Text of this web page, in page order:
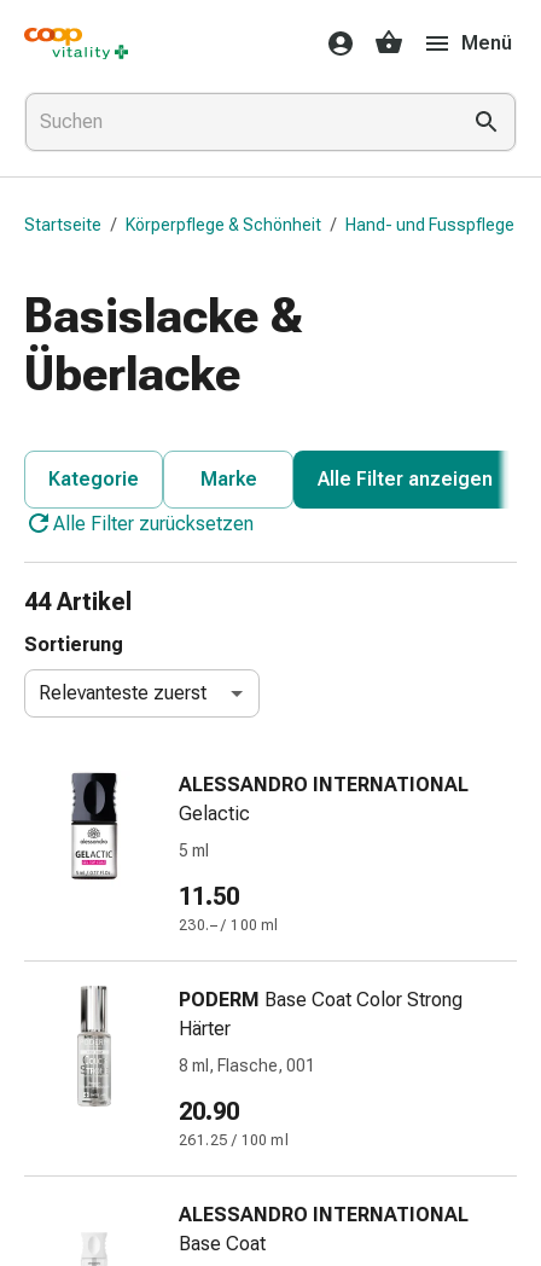
Medikamente
&
Gesundheit
Grippe
&
Erkältung
Grippe-
Erkältung
Medikamente
Halsschmerzen
Husten
Inhalationsgeräte
Zubehör
Wund-
&
Brandversorgung
Kompressen
Fingerverbände
Fixationspflaster
Kompressionsbinden
Pflaster
Pflasterbinden,
Tapes
Schlauch-
Netzverbände
Sonnenbrand
Menü
Startseite / Körperpflege & Schönheit / Hand- und Fusspflege
Basislacke &
Überlacke
Kategorie Marke
Alle Filter anzeigen
Alle Filter zurücksetzen
44 Artikel
Sortierung
Relevanteste zuerst
ALESSANDRO INTERNATIONAL
Gelactic
5 ml
11.50
230.– / 100 ml
PODERM Base Coat Color Strong
Härter
8 ml, Flasche, 001
20.90
261.25 / 100 ml
ALESSANDRO INTERNATIONAL
Base Coat